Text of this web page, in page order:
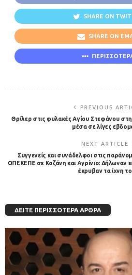
SHARE ON
SHARE ON
PREVIOUS
Θρίλερ στις φυλακές Αγίου Στεφάνου
μέσα σε λίγες
NEXT ARTICLE
Συγγενείς και συνάδελφοι στις
ΟΠΕΚΕΠΕ σε Κοζάνη και Αγρίνιο: Δήλωναν
έκρυβαν τα ίχνη
ΔΕΊΤΕ ΠΕΡΙΣΣΌΤΕΡΑ ΆΡΘΡΑ